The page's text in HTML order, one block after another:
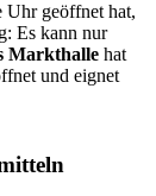
Uhr geöffnet hat,
Es kann nur
Markthalle hat
und eignet